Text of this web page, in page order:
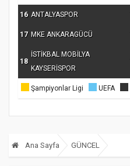
16 ANTALYASPOR
17 MKE ANKARAGÜCÜ
18
İSTİKBAL MOBİLYA
KAYSERİSPOR
Şampiyonlar Ligi UEFA
Ana Sayfa GÜNCEL